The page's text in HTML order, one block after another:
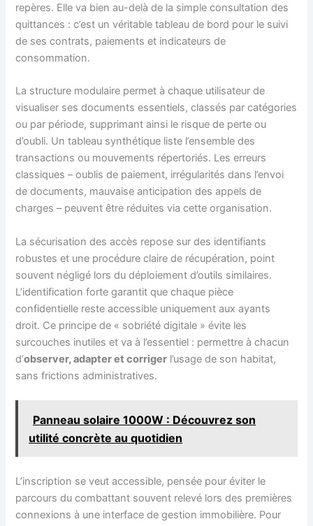
repères. Elle va bien au-delà de la simple consultation des
quittances : c’est un véritable tableau de bord pour le suivi
de ses contrats, paiements et indicateurs de
consommation.
La structure modulaire permet à chaque utilisateur de
visualiser ses documents essentiels, classés par catégories
ou par période, supprimant ainsi le risque de perte ou
d’oubli. Un tableau synthétique liste l’ensemble des
transactions ou mouvements répertoriés. Les erreurs
classiques – oublis de paiement, irrégularités dans l’envoi
de documents, mauvaise anticipation des appels de
charges – peuvent être réduites via cette organisation.
La sécurisation des accès repose sur des identifiants
robustes et une procédure claire de récupération, point
souvent négligé lors du déploiement d’outils similaires.
L’identification forte garantit que chaque pièce
confidentielle reste accessible uniquement aux ayants
droit. Ce principe de « sobriété digitale » évite les
surcouches inutiles et va à l’essentiel : permettre à chacun
d’observer, adapter et corriger l’usage de son habitat,
sans frictions administratives.
Panneau solaire 1000W : Découvrez son
utilité concrète au quotidien
L’inscription se veut accessible, pensée pour éviter le
parcours du combattant souvent relevé lors des premières
connexions à une interface de gestion immobilière. Pour